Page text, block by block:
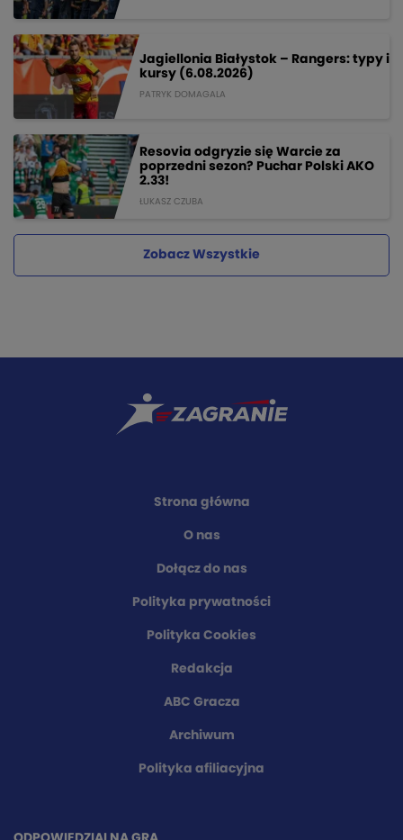
Jagiellonia Białystok – Rangers: typy i
kursy (6.08.2026)
PATRYK DOMAGALA
Resovia odgryzie się Warcie za
poprzedni sezon? Puchar Polski AKO
2.33!
ŁUKASZ CZUBA
Zobacz Wszystkie
Strona główna
O nas
Dołącz do nas
Polityka prywatności
Polityka Cookies
Redakcja
ABC Gracza
Archiwum
Polityka afiliacyjna